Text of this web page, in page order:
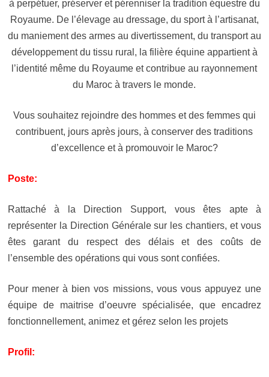
à perpétuer, préserver et pérenniser la tradition équestre du
Royaume. De l’élevage au dressage, du sport à l’artisanat,
du maniement des armes au divertissement, du transport au
développement du tissu rural, la filière équine appartient à
l’identité même du Royaume et contribue au rayonnement
du Maroc à travers le monde.
Vous souhaitez rejoindre des hommes et des femmes qui
contribuent, jours après jours, à conserver des traditions
d’excellence et à promouvoir le Maroc?
Poste:
Rattaché à la Direction Support, vous êtes apte à
représenter la Direction Générale sur les chantiers, et vous
êtes garant du respect des délais et des coûts de
l’ensemble des opérations qui vous sont confiées.
Pour mener à bien vos missions, vous vous appuyez une
équipe de maitrise d’oeuvre spécialisée, que encadrez
fonctionnellement, animez et gérez selon les projets
Profil: